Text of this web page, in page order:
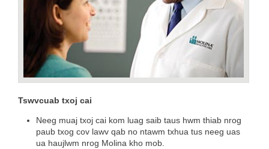
Tswvcuab txoj cai
Neeg muaj txoj cai kom luag saib taus hwm thiab nrog
paub txog cov lawv qab no ntawm txhua tus neeg uas
ua haujlwm nrog Molina kho mob.